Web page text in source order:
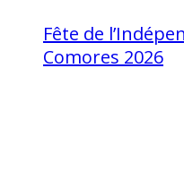
Fête de
Comores 2026